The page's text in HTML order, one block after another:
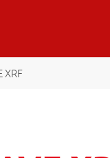
XRF